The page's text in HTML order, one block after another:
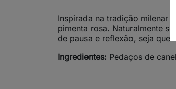
Inspirada na tradição milenar
pimenta rosa. Naturalmente
de pausa e reflexão, seja
Ingredientes: Pedaços de